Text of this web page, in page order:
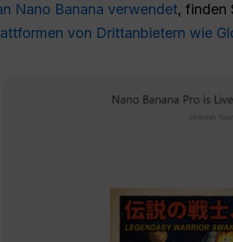
Nano Banana verwendet, finden
von Drittanbietern wie